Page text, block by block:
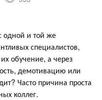
одной и той же
специалистов,
обучение, а через
демотивацию или
Часто причина проста
коллег.